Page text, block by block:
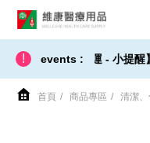
! events :
【 出貨 / 免運 - 小提醒
首頁 商品專區 清潔